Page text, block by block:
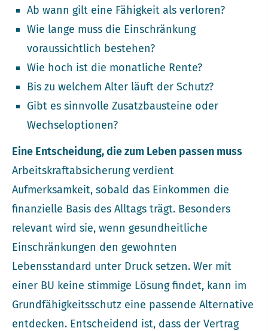
Ab wann gilt eine Fähigkeit als verloren?
Wie lange muss die Einschränkung
voraussichtlich bestehen?
Wie hoch ist die monatliche Rente?
Bis zu welchem Alter läuft der Schutz?
Gibt es sinnvolle Zusatzbausteine oder
Wechseloptionen?
Eine Entscheidung, die zum Leben passen muss
Arbeitskraftabsicherung verdient
Aufmerksamkeit, sobald das Einkommen die
finanzielle Basis des Alltags trägt. Besonders
relevant wird sie, wenn gesundheitliche
Einschränkungen den gewohnten
Lebensstandard unter Druck setzen. Wer mit
einer BU keine stimmige Lösung findet, kann im
Grundfähigkeitsschutz eine passende Alternative
entdecken. Entscheidend ist, dass der Vertrag